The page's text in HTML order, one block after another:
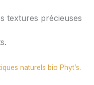
textures précieuses
naturels bio Phyt’s.